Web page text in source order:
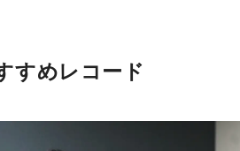
すめレコード